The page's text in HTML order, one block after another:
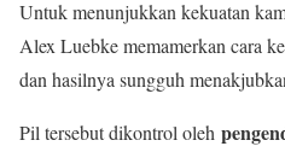
Untuk menunjukkan kekuatan
Alex Luebke memamerkan cara
dan hasilnya sungguh
Pil tersebut dikontrol oleh